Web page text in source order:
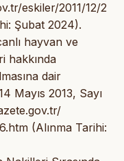
eskiler/2011/12/2
Şubat 2024).
hayvan ve
hakkında
dair
Mayıs 2013, Sayı
(Alınma Tarihi: